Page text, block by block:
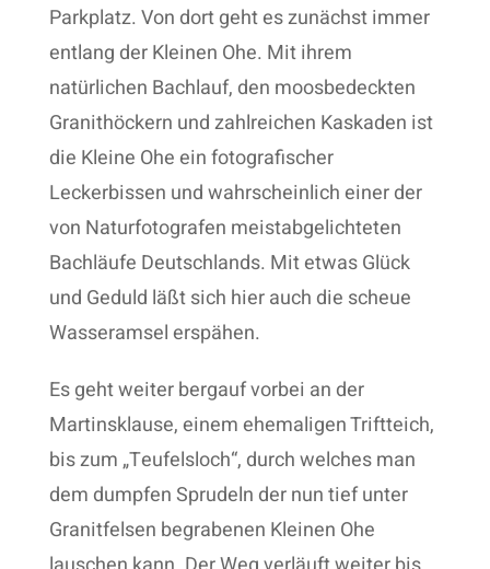
Parkplatz. Von dort geht es zunächst immer
entlang der Kleinen Ohe. Mit ihrem
natürlichen Bachlauf, den moosbedeckten
Granithöckern und zahlreichen Kaskaden ist
die Kleine Ohe ein fotografischer
Leckerbissen und wahrscheinlich einer der
von Naturfotografen meistabgelichteten
Bachläufe Deutschlands. Mit etwas Glück
und Geduld läßt sich hier auch die scheue
Wasseramsel erspähen.
Es geht weiter bergauf vorbei an der
Martinsklause, einem ehemaligen Triftteich,
bis zum „Teufelsloch“, durch welches man
dem dumpfen Sprudeln der nun tief unter
Granitfelsen begrabenen Kleinen Ohe